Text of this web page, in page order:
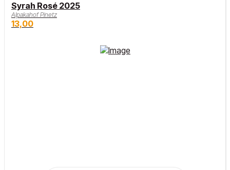
Syrah Rosé 2025
Alpakahof Pinetz
13,00